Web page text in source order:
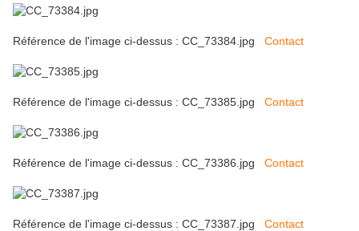
Référence de l'image ci-dessus : CC_73384.jpg Contact
Référence de l'image ci-dessus : CC_73385.jpg Contact
Référence de l'image ci-dessus : CC_73386.jpg Contact
Référence de l'image ci-dessus : CC_73387.jpg Contact